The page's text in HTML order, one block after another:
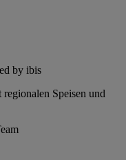
by ibis
Speisen und